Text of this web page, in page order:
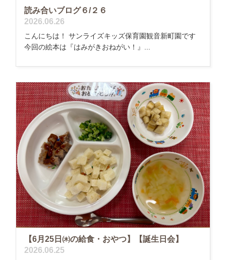
読み合いブログ６/２６
2026.06.26
こんにちは！ サンライズキッズ保育園観音新町園です
今回の絵本は『はみがきおねがい！』...
【6月25日㈭の給食・おやつ】【誕生日会】
2026.06.25